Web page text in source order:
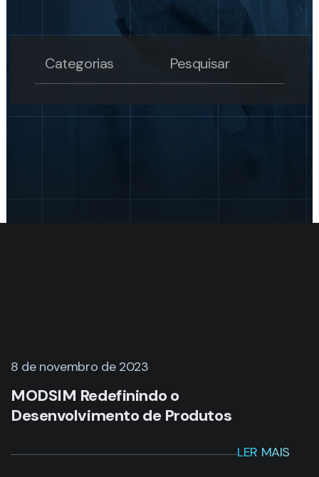
8 de novembro de 2023
MODSIM Redefinindo o
Desenvolvimento de Produtos
LER MAIS